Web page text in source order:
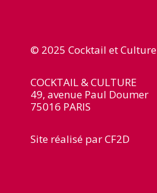
© 2025 Cocktail et Culture
COCKTAIL & CULTURE
49, avenue Paul Doumer
75016 PARIS
Site réalisé parCF2D